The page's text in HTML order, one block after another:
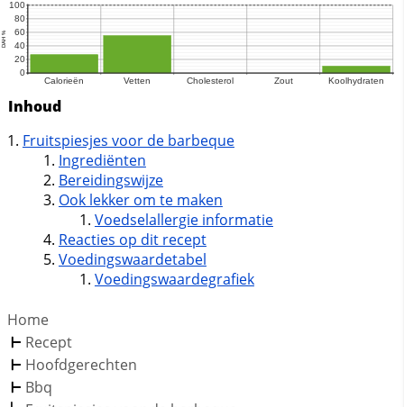
Inhoud
Fruitspiesjes voor de barbeque
Ingrediënten
Bereidingswijze
Ook lekker om te maken
Voedselallergie informatie
Reacties op dit recept
Voedingswaardetabel
Voedingswaardegrafiek
Home
Recept
Hoofdgerechten
Bbq